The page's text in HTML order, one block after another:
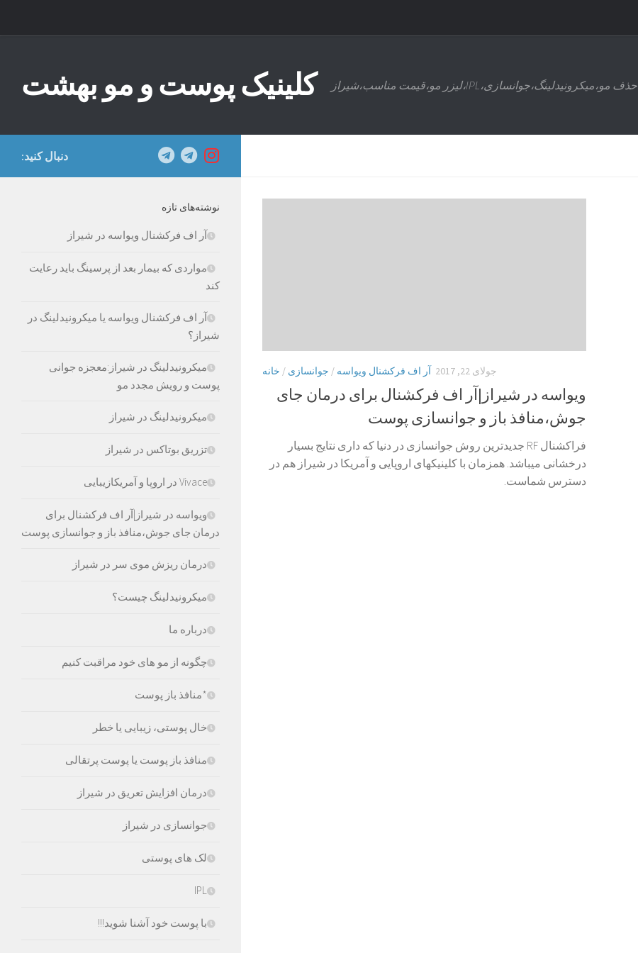
کلینیک پوست و مو بهشت حذف مو،میکرونیدلینگ،جوانسازی،IPL،لیزر مو،قیمت مناسب،شیراز
آر اف فرکشنال ویواسه / جوانسازی / خانه جولای 22, 2017
ویواسه در شیراز|آر اف فرکشنال برای درمان جای
جوش،منافذ باز و جوانسازی پوست
فراکشنال RF جدیدترین روش جوانسازی در دنیا که داری نتایج بسیار
درخشانی میباشد. همزمان با کلینیکهای اروپایی و آمریکا در شیراز هم در
دسترس شماست.
دنبال کنید:
نوشته‌های تازه
آر اف فرکشنال ویواسه در شیراز
مواردی که بیمار بعد از پرسینگ باید رعایت
کند
آر اف فرکشنال ویواسه یا میکرونیدلینگ در
شیراز؟
میکرونیدلینگ در شیراز:معجزه جوانی
پوست و رویش مجدد مو
میکرونیدلینگ در شیراز
تزریق بوتاکس در شیراز
Vivace در اروپا و آمریکازیبایی
ویواسه در شیراز|آر اف فرکشنال برای
درمان جای جوش،منافذ باز و جوانسازی پوست
درمان ریزش موی سر در شیراز
میکرونیدلینگ چیست؟
درباره ما
چگونه از مو های خود مراقبت کنیم
*منافذ باز پوست
خال پوستی، زیبایی یا خطر
منافذ باز پوست یا پوست پرتقالی
درمان افزایش تعریق در شیراز
جوانسازی در شیراز
لک های پوستی
IPL
با پوست خود آشنا شوید!!!